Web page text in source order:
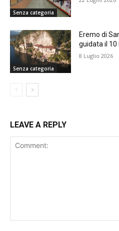
Senza categoria
Senza categoria
Eremo di
guidata il 10
8 Luglio 2026
LEAVE A REPLY